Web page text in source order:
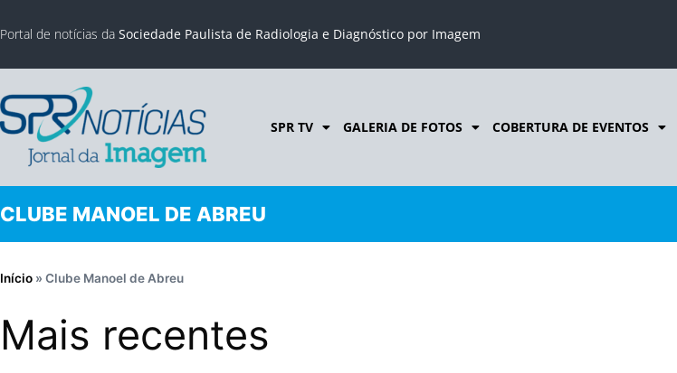
Portal de notícias da Sociedade Paulista de Radiologia e Diagnóstico por Imagem
SPR TV GALERIA DE FOTOS COBERTURA DE EVENTOS
CLUBE MANOEL DE ABREU
Início » Clube Manoel de Abreu
Mais recentes